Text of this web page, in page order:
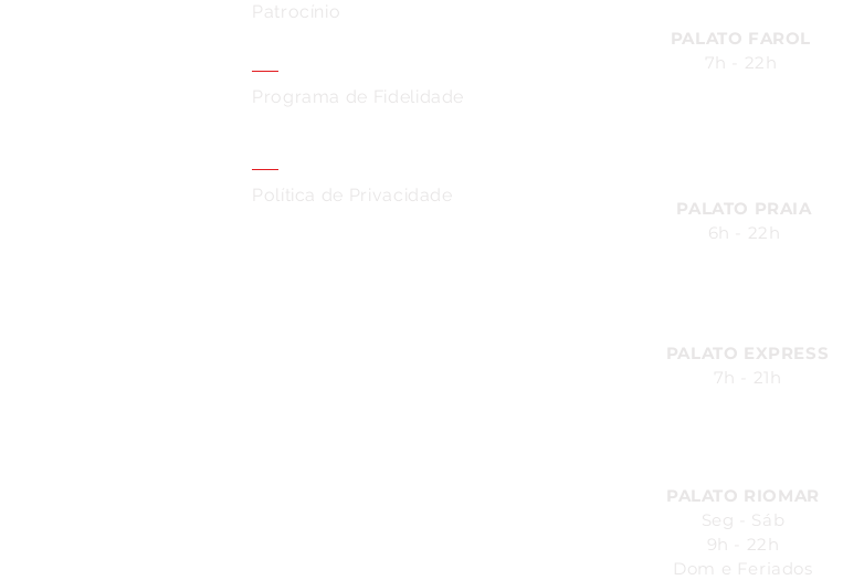
Patrocínio
Programa de Fidelidade
PALATO FAROL
7h - 22h
Política de Privacidade
PALATO PRAIA
6h - 22h
PALATO EXPRESS
7h - 21h
PALATO RIOMAR
Seg - Sáb
9h - 22h
Dom e Feriados